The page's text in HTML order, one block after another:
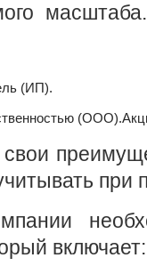
(ИП).
(ООО).
при
включает: